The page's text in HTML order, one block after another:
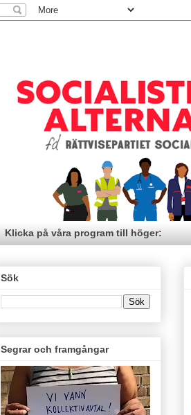
Klicka på våra program till höger:
Sök
Segrar och framgångar